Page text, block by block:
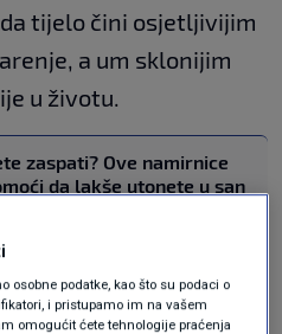
tijelo čini osjetljivijim
a um sklonijim
u životu.
zaspati? Ove namirnice
da lakše utonete u san
spavanja koji najviše
vaše srce
svi.
osobne podatke, kao što su podaci o
i pristupamo im na vašem
omogućit ćete tehnologije praćenja